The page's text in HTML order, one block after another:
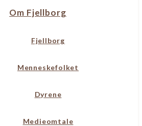
Om Fjellborg
Fjellborg
Menneskefolket
Dyrene
Medieomtale